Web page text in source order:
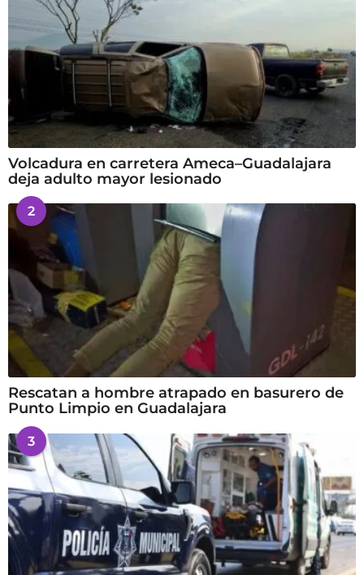
Volcadura en carretera Ameca–Guadalajara
deja adulto mayor lesionado
2
Rescatan a hombre atrapado en basurero de
Punto Limpio en Guadalajara
3